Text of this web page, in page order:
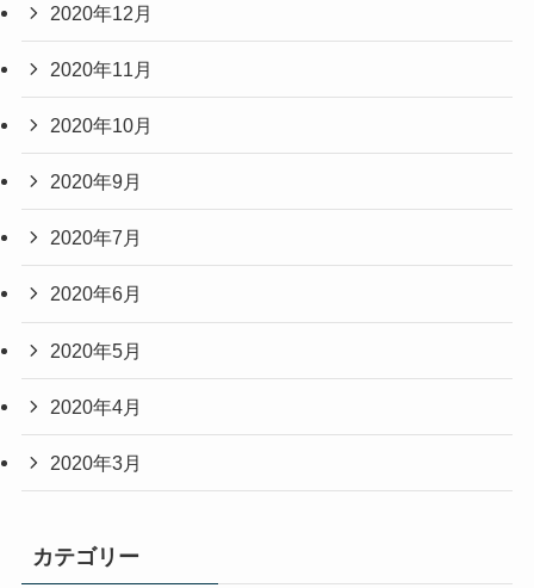
2020年12月
2020年11月
2020年10月
2020年9月
2020年7月
2020年6月
2020年5月
2020年4月
2020年3月
カテゴリー